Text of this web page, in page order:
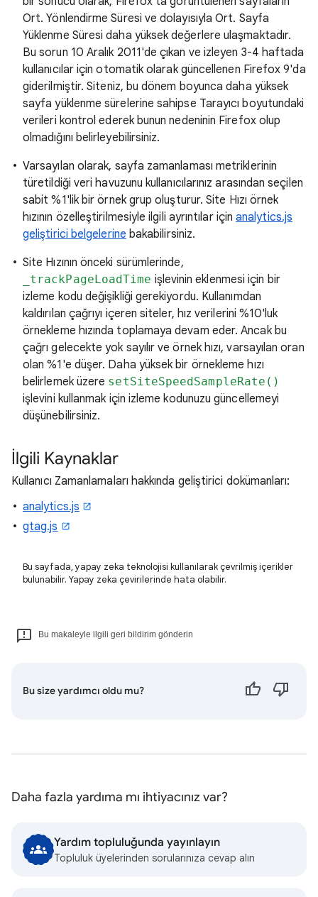
Ort. Yönlendirme Süresi ve dolayısıyla Ort. Sayfa
Yüklenme Süresi daha yüksek değerlere ulaşmaktadır.
Bu sorun 10 Aralık 2011'de çıkan ve izleyen 3-4 haftada
kullanıcılar için otomatik olarak güncellenen Firefox 9'da
giderilmiştir. Siteniz, bu dönem boyunca daha yüksek
sayfa yüklenme sürelerine sahipse Tarayıcı boyutundaki
verileri kontrol ederek bunun nedeninin Firefox olup
olmadığını belirleyebilirsiniz.
Varsayılan olarak, sayfa zamanlaması metriklerinin
türetildiği veri havuzunu kullanıcılarınız arasından seçilen
sabit %1'lik bir örnek grup oluşturur. Site Hızı örnek
hızının özelleştirilmesiyle ilgili ayrıntılar içinanalytics.js
geliştirici belgelerine bakabilirsiniz.
Site Hızının önceki sürümlerinde,
_trackPageLoadTime işlevinin eklenmesi için bir
izleme kodu değişikliği gerekiyordu. Kullanımdan
kaldırılan çağrıyı içeren siteler, hız verilerini %10'luk
örnekleme hızında toplamaya devam eder. Ancak bu
çağrı gelecekte yok sayılır ve örnek hızı, varsayılan oran
olan %1'e düşer. Daha yüksek bir örnekleme hızı
belirlemek üzere setSiteSpeedSampleRate()
işlevini kullanmak için izleme kodunuzu güncellemeyi
düşünebilirsiniz.
İlgili Kaynaklar
Kullanıcı Zamanlamaları hakkında geliştirici dokümanları:
analytics.js
gtag.js
Bu sayfada, yapay zeka teknolojisi kullanılarak çevrilmiş içerikler
bulunabilir. Yapay zeka çevirilerinde hata olabilir.
Bu makaleyle ilgili geri bildirim gönderin
Bu size yardımcı oldu mu?
Daha fazla yardıma mı ihtiyacınız var?
Yardım topluluğunda yayınlayın
Topluluk üyelerinden sorularınıza cevap alın